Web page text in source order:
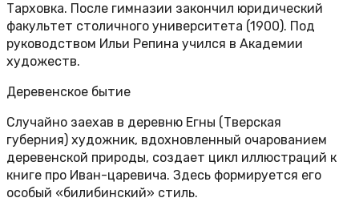
Тарховка. После гимназии закончил юридический
факультет столичного университета (1900). Под
руководством Ильи Репина учился в Академии
художеств.
Деревенское бытие
Случайно заехав в деревню Егны (Тверская
губерния) художник, вдохновленный очарованием
деревенской природы, создает цикл иллюстраций к
книге про Иван-царевича. Здесь формируется его
особый «билибинский» стиль.